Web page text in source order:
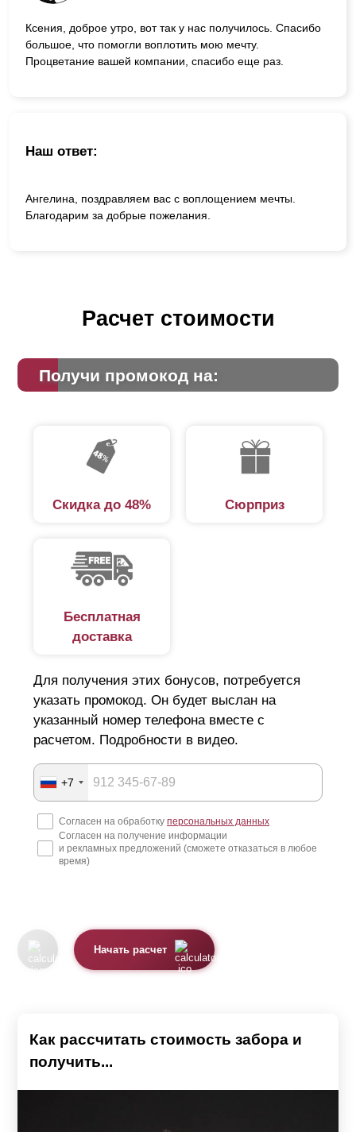
Ксения, доброе утро, вот так у нас получилось. Спасибо
большое, что помогли воплотить мою мечту.
Процветание вашей компании, спасибо еще раз.
Наш ответ:
Ангелина, поздравляем вас с воплощением мечты.
Благодарим за добрые пожелания.
Расчет стоимости
Получи промокод на:
Скидка до 48% Сюрприз
Бесплатная
доставка
Для получения этих бонусов, потребуется
указать промокод. Он будет выслан на
указанный номер телефона вместе с
расчетом. Подробности в видео.
+7
Согласен на обработку персональных данных
Согласен на получение информации
и рекламных предложений (сможете отказаться в любое
время)
Начать расчет
Как рассчитать стоимость забора и
получить...